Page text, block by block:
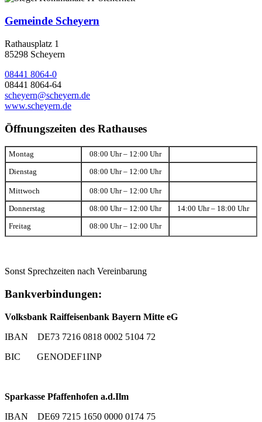
Gemeinde Scheyern
Rathausplatz 1
85298 Scheyern
08441 8064-0
08441 8064-64
scheyern@scheyern.de
www.scheyern.de
Öffnungszeiten des Rathauses
Montag 08:00 Uhr – 12:00 Uhr
Dienstag 08:00 Uhr – 12:00 Uhr
Mittwoch 08:00 Uhr – 12:00 Uhr
Donnerstag 08:00 Uhr – 12:00 Uhr 14:00 Uhr – 18:00 Uhr
Freitag 08:00 Uhr – 12:00 Uhr
Sonst Sprechzeiten nach Vereinbarung
Bankverbindungen:
Volksbank Raiffeisenbank Bayern Mitte eG
IBAN DE73 7216 0818 0002 5104 72
BIC GENODEF1INP
Sparkasse Pfaffenhofen a.d.Ilm
IBAN DE69 7215 1650 0000 0174 75